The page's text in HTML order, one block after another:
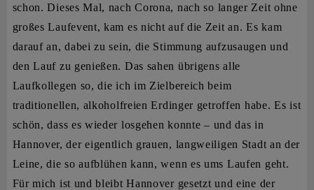
schon. Dieses Mal, nach Corona, nach so langer Zeit ohne
großes Laufevent, kam es nicht auf die Zeit an. Es kam
darauf an, dabei zu sein, die Stimmung aufzusaugen und
den Lauf zu genießen. Das sahen übrigens alle
Laufkollegen so, die ich im Zielbereich beim
traditionellen, alkoholfreien Erdinger getroffen habe. Es ist
schön, dass es wieder losgehen konnte – und das in
Hannover, der eigentlich grauen, langweiligen Stadt an der
Leine, die so aufblühen kann, wenn es ums Laufen geht.
Für mich ist und bleibt Hannover gesetzt und eine der